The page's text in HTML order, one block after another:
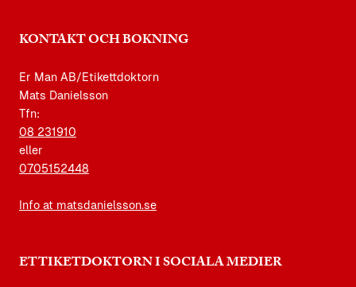
KONTAKT OCH BOKNING
Er Man AB/Etikettdoktorn
Mats Danielsson
Tfn:
08 231910
eller
0705152448
Info at matsdanielsson.se
ETTIKETDOKTORN I SOCIALA MEDIER